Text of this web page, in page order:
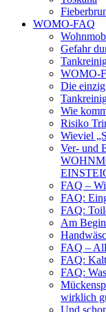
WOMO-FAQ
Gefahr
WOMO-
Die
Wie
Risiko
Wieviel
Ver- und
FAQ –
FAQ:
FAQ:
Am
FAQ –
FAQ:
FAQ:
wirklich
Und